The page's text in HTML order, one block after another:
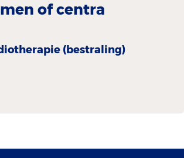
of centra
(bestraling)